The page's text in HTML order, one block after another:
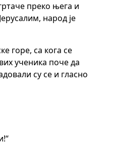
преко њега и
народ је
горе, са кога се
ученика поче да
су се и гласно